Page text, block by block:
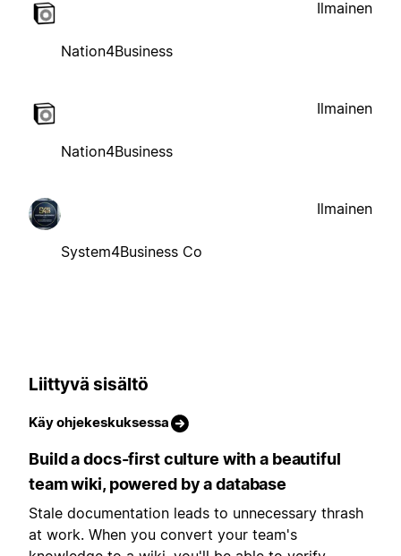
Nation4Business
Ilmainen
Nation4Business
Ilmainen
System4Business Co
Ilmainen
Liittyvä sisältö
Käy ohjekeskuksessa
Build a docs-first culture with a beautiful
team wiki, powered by a database
Stale documentation leads to unnecessary thrash
at work. When you convert your team's